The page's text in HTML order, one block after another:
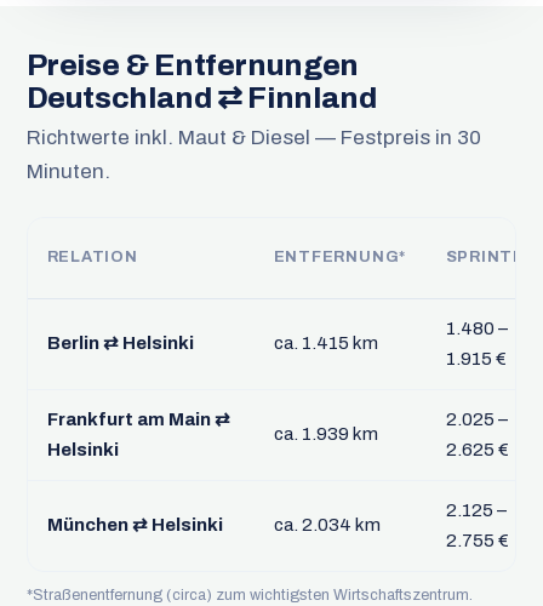
Preise & Entfernungen
Deutschland ⇄ Finnland
Richtwerte inkl. Maut & Diesel — Festpreis in 30
Minuten.
RELATION ENTFERNUNG* SPRINTER
Berlin ⇄ Helsinki ca. 1.415 km
1.480 –
1.915 €
Frankfurt am Main ⇄
Helsinki
ca. 1.939 km
2.025 –
2.625 €
München ⇄ Helsinki ca. 2.034 km
2.125 –
2.755 €
*Straßenentfernung (circa) zum wichtigsten Wirtschaftszentrum.